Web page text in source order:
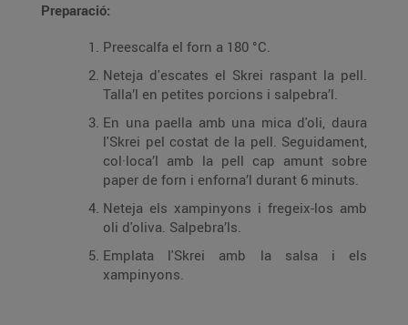
Preparació:
Preescalfa el forn a 180 °C.
Neteja d'escates el Skrei raspant la pell.
Talla’l en petites porcions i salpebra’l.
En una paella amb una mica d'oli, daura
l'Skrei pel costat de la pell. Seguidament,
col·loca’l amb la pell cap amunt sobre
paper de forn i enforna’l durant 6 minuts.
Neteja els xampinyons i fregeix-los amb
oli d'oliva. Salpebra’ls.
Emplata l'Skrei amb la salsa i els
xampinyons.